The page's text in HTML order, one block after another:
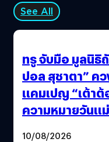
ปัจจุบัน "นี่คือเรื่องรา
หรือลำดับ" - หลุยส์ แบ
(เอมี่ อดัม) ผู้เชี่ยวช
ของกองทัพสหรัฐในก
สื่อสารหาจุดประสงค์
น่าซึ่งเป็น 1 ใน 12 จุด
ร่วมมือกับนักฟิสิกส์อย่า
ฐานะทีมวิเคราะห์ประ
วิทยาศาสตร์ของประ
จีน…
See All
ทรู จับมือ มูลนิธิ
ปอล สุชาตา”
แคมเปญ “เต้าต้
ความหมายวันแ
10/08/2026